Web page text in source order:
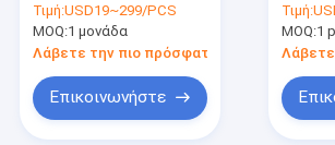
ελεγκτές
τηλεχειριστήριο 50M
433.92MHz
Τιμή:USD19~299/PCS
MOQ:1 μονάδα
Λάβετε την πιο πρόσφατη τιμή
Επικοινωνήστε
24V
Τιμή:
MOQ:1